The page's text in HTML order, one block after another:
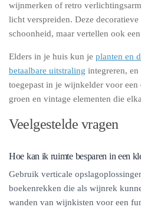
wijnmerken of retro
licht verspreiden. Deze
schoonheid, maar vertellen ook
Elders in je huis kun je planten en
betaalbare uitstraling integreren,
toegepast in je wijnkelder voor een
groen en vintage elementen die
Veelgestelde vragen
Hoe kan ik ruimte besparen in een
Gebruik verticale
boekenrekken die als wijnrek
wanden van wijnkisten voor een